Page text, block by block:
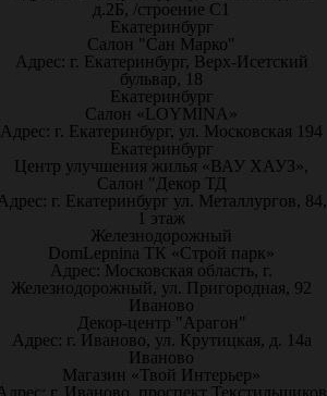
д.2Б, /строение С1
Екатеринбург
Салон "Сан Марко"
Адрес: г. Екатеринбург, Верх-Исетский
бульвар, 18
Екатеринбург
Салон «LOYMINA»
Адрес: г. Екатеринбург, ул. Московская 194
Екатеринбург
Центр улучшения жилья «ВАУ ХАУЗ»,
Салон "Декор ТД
г. Екатеринбург ул. Металлургов, 84,
1 этаж
Железнодорожный
DomLepnina ТК «Строй парк»
Адрес: Московская область, г.
Железнодорожный, ул. Пригородная, 92
Иваново
Декор-центр "Арагон"
Адрес: г. Иваново, ул. Крутицкая, д. 14а
Иваново
Магазин «Твой Интерьер»
г. Иваново, проспект Текстильщиков